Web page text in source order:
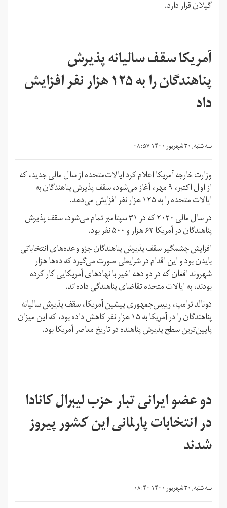
گیلان قرار دارد.
آمریکا سقف سالیانه پذیرش
پناهندگان را به ۱۲۵ هزار نفر افزایش
داد
سه شنبه, ۳۰ شهریور ۱۴۰۰ ۰۸:۵۷
وزارت خارجه آمریکا اعلام کرد ایالات‌متحده از سال مالی جدید، که
از اول اکتبر، ۹ مهر، آغاز می‌شود، سقف پذیرش پناهندگان به
ایالات متحده را به ۱۲۵ هزار نفر افزایش می‌دهد.
در سال مالی ۲۰۲۰ که در ۳۱ سپتامبر تمام می‌شود، سقف پذیرش
پناهندگان در آمریکا ۶۲ هزار و ۵۰۰ نفر بود.
افزایش چشمگیر سقف پذیرش پناهندگان جزو وعده‌های انتخاباتی
بایدن بود و این اقدام در شرایطی صورت می‌گیرد که ده‌ها هزار
شهروند افغان که در دو دهه اخیر با نهادهای آمریکایی کار کرده
بودند، به ایالات متحده تقاضای پناهندگی داده‌اند.
دونالد ترامپ، رییس‌جمهوری پیشین آمریکا، سقف پذیرش سالیانه
پناهندگان را در آمریکا به ۱۵ هزار نفر کاهش داده بود، که این میزان
پایین‌ترین سطح پذیرش پناهنده در تاریخ معاصر آمریکا بود.
دو عضو ایرانی تبار حزب لیبرال کانادا
در انتخابات پارلمانی این کشور پیروز
شدند
سه شنبه, ۳۰ شهریور ۱۴۰۰ ۰۸:۴۰